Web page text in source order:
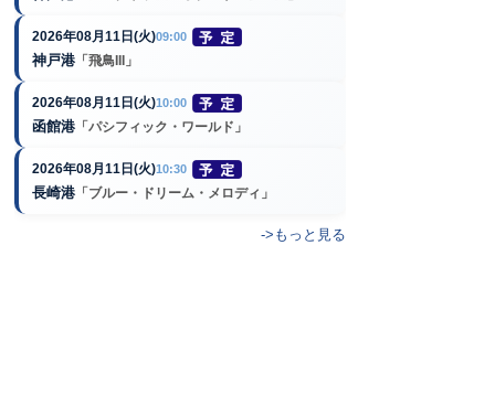
2026年08月11日(火)09:00
神戸港 「飛鳥III」
2026年08月11日(火)10:00
函館港 「パシフィック・ワールド」
2026年08月11日(火)10:30
長崎港 「ブルー・ドリーム・メロディ」
->もっと見る